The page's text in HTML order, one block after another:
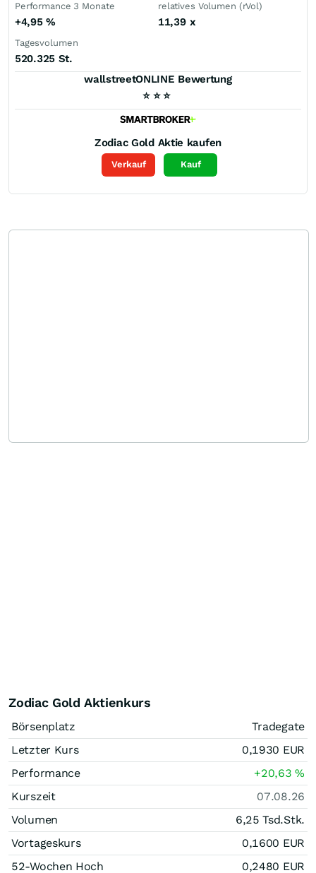
Performance 3 Monate
+4,95%
relatives Volumen (rVol)
11,39 x
Tagesvolumen
520.325 St.
wallstreetONLINE Bewertung
⭐ ⭐ ⭐
Zodiac Gold Aktie kaufen
Verkauf Kauf
Zodiac Gold Aktienkurs
Börsenplatz
Tradegate
Letzter Kurs
0,1930 EUR
Performance
+20,63%
Kurszeit
07.08.26
Volumen
6,25 Tsd.Stk.
Vortageskurs
0,1600 EUR
52-Wochen Hoch
0,2480 EUR